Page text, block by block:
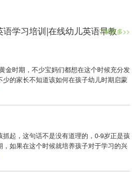
学习培训|在线幼儿英语早教
了解更多>>
金时期，不少宝妈们都想在这个时候充分发
的家长不知道该如何在孩子幼儿时期启蒙
起，这句话不是没有道理的，0-9岁正是孩
如果在这个时候就培养孩子对于学习的兴